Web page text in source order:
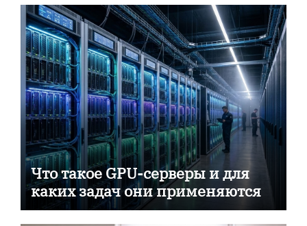
защиты
Что такое GPU-серверы и для
каких задач они применяются